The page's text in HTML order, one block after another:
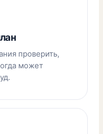
проверить,
может